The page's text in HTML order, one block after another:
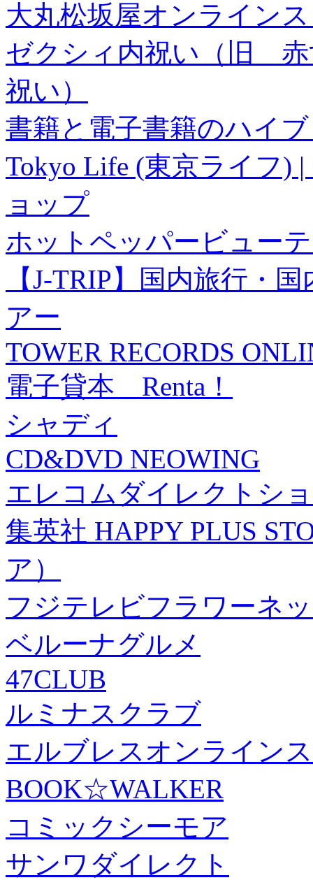
大丸松坂屋オンライン
ゼクシィ内祝い（旧 赤
祝い）
書籍と電子書籍のハイ
Tokyo Life (東京ライフ)
ョップ
ホットペッパービュー
【J-TRIP】国内旅行・
アー
TOWER RECORDS
電子貸本 Renta！
シャディ
CD&DVD NEOWING
エレコムダイレクトシ
集英社 HAPPY PLUS
ア）
フジテレビフラワーネ
ベルーナグルメ
47CLUB
ルミナスクラブ
エルブレスオンライン
BOOK☆WALKER
コミックシーモア
サンワダイレクト